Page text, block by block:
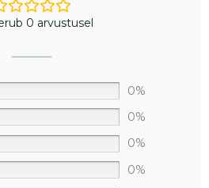
0 arvustusel
0%
0%
0%
0%